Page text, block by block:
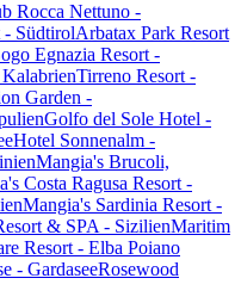
Rocca Nettuno -
- SüdtirolArbatax Park Resort
Egnazia Resort -
Tirreno Resort -
Garden -
Golfo del Sole Hotel -
Hotel Sonnenalm -
Mangia's Brucoli,
Costa Ragusa Resort -
Mangia's Sardinia Resort -
& SPA - SizilienMaritim
Resort - Elba Poiano
- GardaseeRosewood